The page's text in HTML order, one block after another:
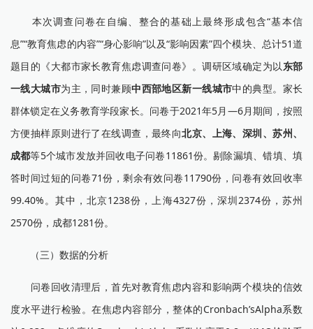
本次调查问卷在自编、整合的基础上最终形成包含“基本信
息”“教育焦虑的内容”“身心影响”以及“影响因素”四个模块、总计51道
题目的《大都市家长教育焦虑调查问卷》。调研区域确定为以东部
一线大城市为主，同时兼顾中西部地区新一线城市中的典型。家长
群体锁定在义务教育学段家长。问卷于2021年5月—6月期间，按照
方便抽样原则进行了在线调查，最终向北京、上海、深圳、苏州、
成都等5个城市发放并回收电子问卷11861份。剔除漏填、错填、填
答时间过短的问卷71份，剩余有效问卷11790份，问卷有效回收率
99.40%。其中，北京1238份，上海4327份，深圳2374份，苏州
2570份，成都1281份。
（三）数据的分析
问卷回收清理后，首先对教育焦虑内容和影响两个模块的信效
度水平进行检验。在焦虑内容部分，整体的Cronbach’sAlpha系数